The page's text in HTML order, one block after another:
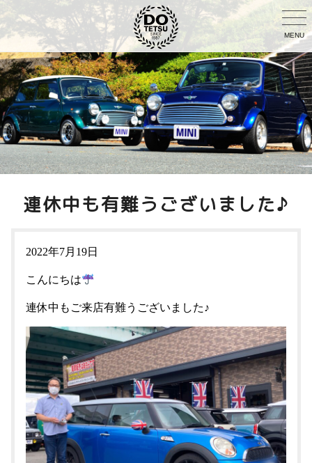
MENU
連休中も有難うございました♪
2022年7月19日
こんにちは
連休中もご来店有難うございました♪